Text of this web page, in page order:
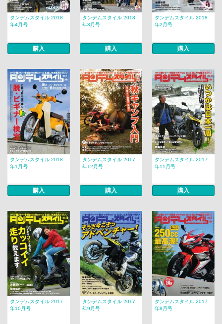
タンデムスタイル 2018
年4月号
購入
タンデムスタイル 2018
年3月号
購入
タンデムスタイル 2018
年2月号
購入
タンデムスタイル 2018
年1月号
購入
タンデムスタイル 2017
年12月号
購入
タンデムスタイル 2017
年11月号
購入
タンデムスタイル 2017
年10月号
タンデムスタイル 2017
年9月号
タンデムスタイル 2017
年8月号